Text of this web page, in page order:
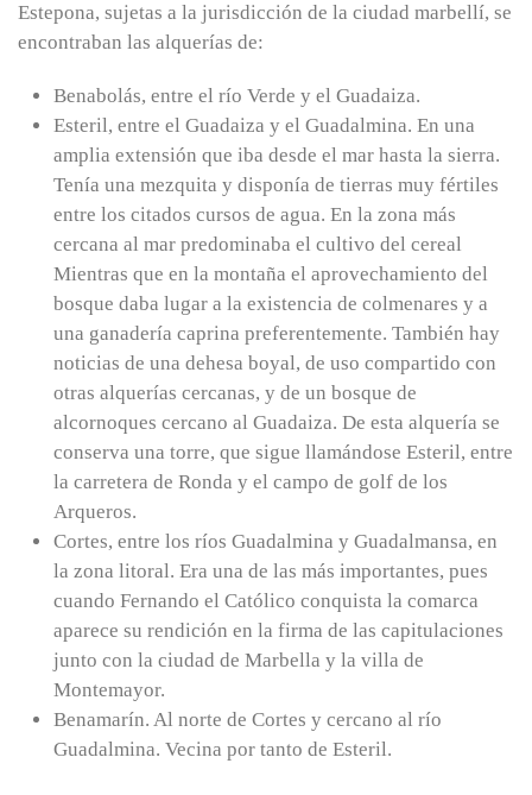
Estepona, sujetas a la jurisdicción de la ciudad marbellí, se
encontraban las alquerías de:
Benabolás, entre el río Verde y el Guadaiza.
Esteril, entre el Guadaiza y el Guadalmina. En una
amplia extensión que iba desde el mar hasta la sierra.
Tenía una mezquita y disponía de tierras muy fértiles
entre los citados cursos de agua. En la zona más
cercana al mar predominaba el cultivo del cereal
Mientras que en la montaña el aprovechamiento del
bosque daba lugar a la existencia de colmenares y a
una ganadería caprina preferentemente. También hay
noticias de una dehesa boyal, de uso compartido con
otras alquerías cercanas, y de un bosque de
alcornoques cercano al Guadaiza. De esta alquería se
conserva una torre, que sigue llamándose Esteril, entre
la carretera de Ronda y el campo de golf de los
Arqueros.
Cortes, entre los ríos Guadalmina y Guadalmansa, en
la zona litoral. Era una de las más importantes, pues
cuando Fernando el Católico conquista la comarca
aparece su rendición en la firma de las capitulaciones
junto con la ciudad de Marbella y la villa de
Montemayor.
Benamarín. Al norte de Cortes y cercano al río
Guadalmina. Vecina por tanto de Esteril.